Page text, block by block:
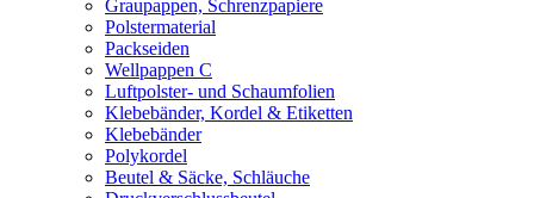
Graupappen, Schrenzpapiere
Polstermaterial
Packseiden
Wellpappen C
Luftpolster- und Schaumfolien
Klebebänder, Kordel & Etiketten
Klebebänder
Polykordel
Beutel & Säcke, Schläuche